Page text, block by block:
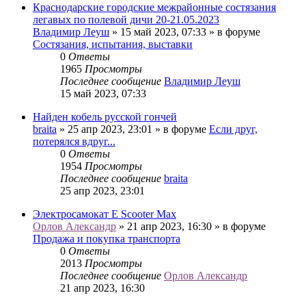
Краснодарские городские межрайонные состязания
легавых по полевой дичи 20-21.05.2023
Владимир Леуш » 15 май 2023, 07:33 » в форуме
Состязания, испытания, выставки
0 Ответы
1965 Просмотры
Последнее сообщение Владимир Леуш
15 май 2023, 07:33
Найден кобель русской гончей
braita » 25 апр 2023, 23:01 » в форуме Если друг,
потерялся вдруг...
0 Ответы
1954 Просмотры
Последнее сообщение braita
25 апр 2023, 23:01
Электросамокат E Scooter Max
Орлов Александр » 21 апр 2023, 16:30 » в форуме
Продажа и покупка транспорта
0 Ответы
2013 Просмотры
Последнее сообщение Орлов Александр
21 апр 2023, 16:30